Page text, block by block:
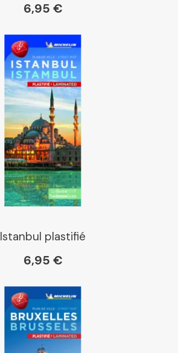
6,95 €
Istanbul plastifié
6,95 €